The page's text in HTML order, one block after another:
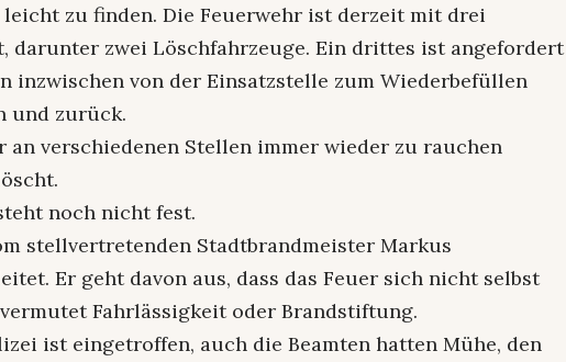
zu finden. Die Feuerwehr ist derzeit mit drei
darunter zwei Löschfahrzeuge. Ein drittes ist angefordert
inzwischen von der Einsatzstelle zum Wiederbefüllen
und zurück.
an verschiedenen Stellen immer wieder zu rauchen
noch nicht fest.
stellvertretenden Stadtbrandmeister Markus
Er geht davon aus, dass das Feuer sich nicht selbst
Fahrlässigkeit oder Brandstiftung.
ist eingetroffen, auch die Beamten hatten Mühe, den